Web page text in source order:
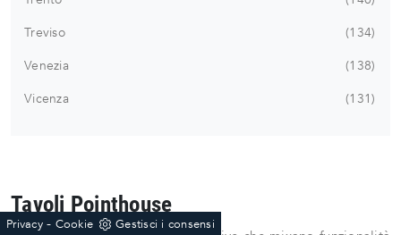
Treviso
134
Venezia
138
Vicenza
131
Tavoli Pointhouse
Privacy- Cookie Gestisci i consensi